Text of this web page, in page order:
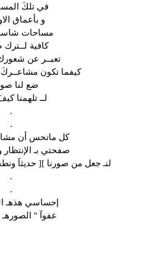
في تلكَ
و بأعماق
مساحات
كافية
تعبــر عن
كيفما تكون
ضع لنا
لــ تلهمنا
.
.
كل ماتحس أن
صفحتي بـ
لنـ جعل من صورنا ][ حديثآ
.
.
إحساسي هذهـ
عفوآ " الصورهـ